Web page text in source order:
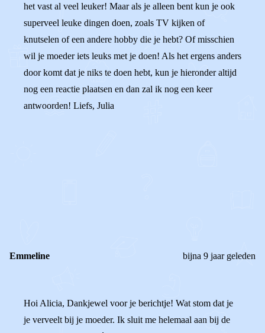
het vast al veel leuker! Maar als je alleen bent kun je ook
superveel leuke dingen doen, zoals TV kijken of
knutselen of een andere hobby die je hebt? Of misschien
wil je moeder iets leuks met je doen! Als het ergens anders
door komt dat je niks te doen hebt, kun je hieronder altijd
nog een reactie plaatsen en dan zal ik nog een keer
antwoorden! Liefs, Julia
Emmeline bijna 9 jaar geleden
Hoi Alicia, Dankjewel voor je berichtje! Wat stom dat je
je verveelt bij je moeder. Ik sluit me helemaal aan bij de